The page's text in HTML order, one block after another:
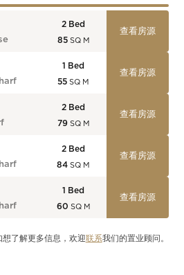
2 Bed
85 SQ M
查看房源
1
Bed
55 SQ M
查看房源
2 Bed
79 SQ M
查看房源
2 Bed
84 SQ M
查看房源
1
Bed
60 SQ M
查看房源
想了解更多信息，欢迎联系我们的置业顾问。